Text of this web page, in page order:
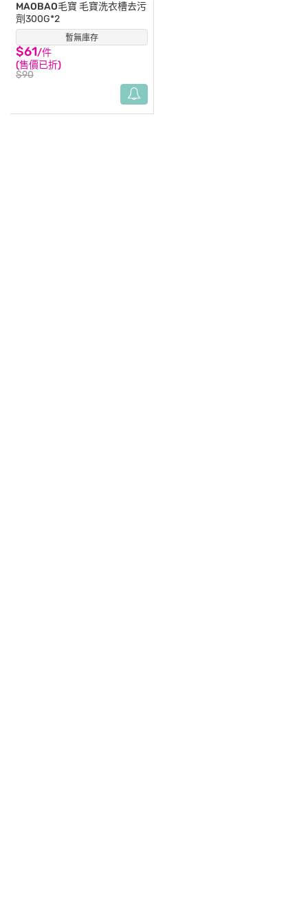
暫無庫存
MAOBAO毛寶 毛寶洗衣槽去污
劑300G*2
$61/件
(售價已折)
$90
(30)